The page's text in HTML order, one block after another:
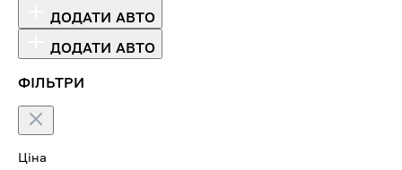
ДОДАТИ АВТО
ДОДАТИ АВТО
ФІЛЬТРИ
Ціна